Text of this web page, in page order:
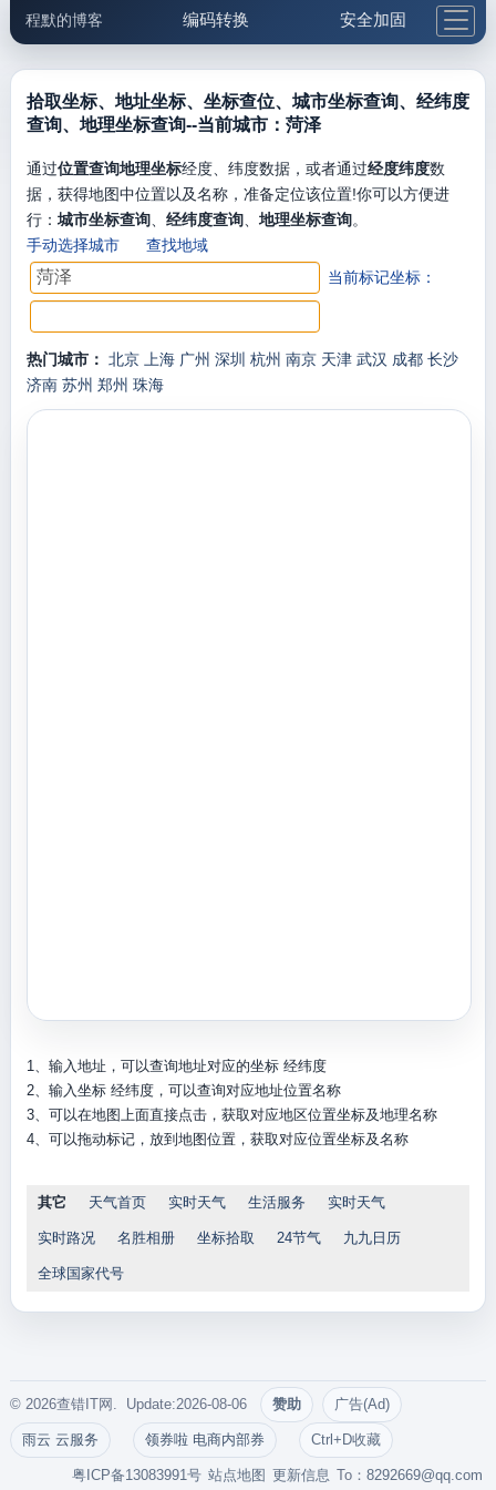
程默的博客 编码转换 安全加固
邮件工具 生活便民 更多工具
5.1支付宝大红包
拾取坐标、地址坐标、坐标查位、城市坐标查询、经纬度
查询、地理坐标查询--当前城市：菏泽
通过位置查询地理坐标经度、纬度数据，或者通过经度纬度数
据，获得地图中位置以及名称，准备定位该位置!你可以方便进
行： 城市坐标查询、 经纬度查询、 地理坐标查询。
手动选择城市
查找地域
当前标记坐标：
热门城市： 北京 上海 广州 深圳 杭州 南京 天津 武汉 成都 长沙
济南 苏州 郑州 珠海
1、输入地址，可以查询地址对应的坐标 经纬度
2、输入坐标 经纬度，可以查询对应地址位置名称
3、可以在地图上面直接点击，获取对应地区位置坐标及地理名称
4、可以拖动标记，放到地图位置，获取对应位置坐标及名称
其它 天气首页 实时天气 生活服务 实时天气
实时路况 名胜相册 坐标拾取 24节气 九九日历
全球国家代号
© 2026查错IT网. Update:2026-08-06 赞助 广告(Ad)
雨云 云服务 领券啦 电商内部券 Ctrl+D收藏
To：8292669@qq.com
更新信息
站点地图
粤ICP备13083991号